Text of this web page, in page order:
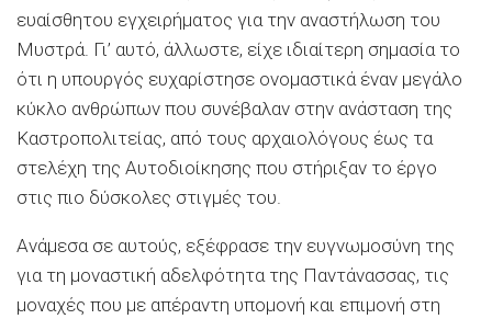
ευαίσθητου εγχειρήματος για την αναστήλωση του
Μυστρά. Γι’ αυτό, άλλωστε, είχε ιδιαίτερη σημασία το
ότι η υπουργός ευχαρίστησε ονομαστικά έναν μεγάλο
κύκλο ανθρώπων που συνέβαλαν στην ανάσταση της
Καστροπολιτείας, από τους αρχαιολόγους έως τα
στελέχη της Αυτοδιοίκησης που στήριξαν το έργο
στις πιο δύσκολες στιγμές του.
Ανάμεσα σε αυτούς, εξέφρασε την ευγνωμοσύνη της
για τη μοναστική αδελφότητα της Παντάνασσας, τις
μοναχές που με απέραντη υπομονή και επιμονή στη